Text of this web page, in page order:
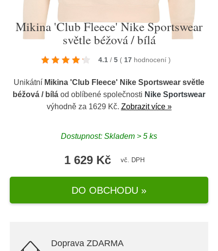
Mikina 'Club Fleece' Nike Sportswear
světle béžová / bílá
4.1 / 5 ( 17 hodnocení )
Unikátní Mikina 'Club Fleece' Nike Sportswear světle
béžová / bílá od oblíbené společnosti Nike Sportswear
výhodně za 1629 Kč. Zobrazit více »
Dostupnost: Skladem > 5 ks
1 629 Kč vč. DPH
DO OBCHODU »
Doprava ZDARMA